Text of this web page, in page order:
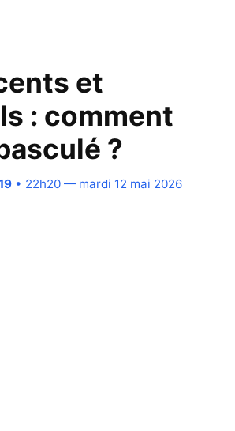
et
: comment
?
• 22h20 — mardi 12 mai 2026